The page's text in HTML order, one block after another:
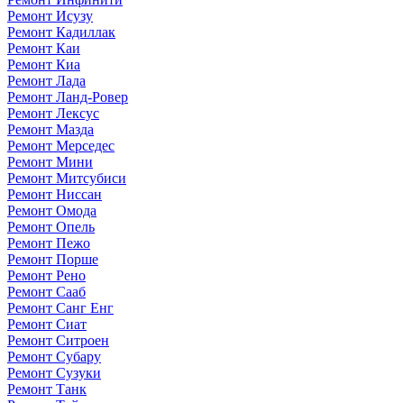
Ремонт Исузу
Ремонт Кадиллак
Ремонт Каи
Ремонт Киа
Ремонт Лада
Ремонт Ланд-Ровер
Ремонт Лексус
Ремонт Мазда
Ремонт Мерседес
Ремонт Мини
Ремонт Митсубиси
Ремонт Ниссан
Ремонт Омода
Ремонт Опель
Ремонт Пежо
Ремонт Порше
Ремонт Рено
Ремонт Сааб
Ремонт Санг Енг
Ремонт Сиат
Ремонт Ситроен
Ремонт Субару
Ремонт Сузуки
Ремонт Танк